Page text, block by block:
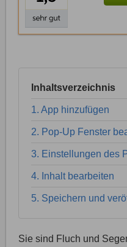
Inhaltsverzeichnis
1. App hinzufügen
2. Pop-Up Fenster
3. Einstellungen des
4. Inhalt bearbeiten
5. Speichern und
Sie sind Fluch und